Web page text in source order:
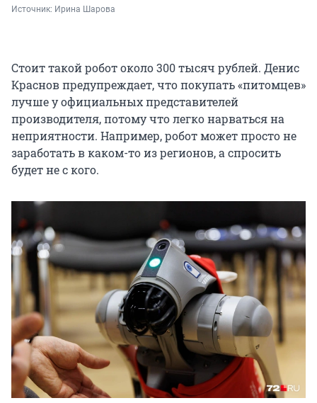
Источник: Ирина Шарова
Стоит такой робот около 300 тысяч рублей. Денис
Краснов предупреждает, что покупать «питомцев»
лучше у официальных представителей
производителя, потому что легко нарваться на
неприятности. Например, робот может просто не
заработать в каком-то из регионов, а спросить
будет не с кого.